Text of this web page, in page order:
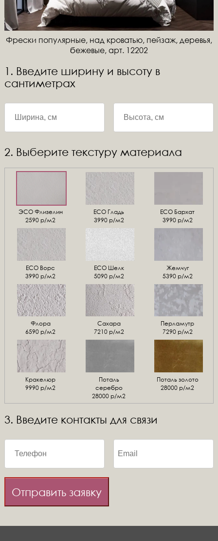
Фрески популярные, над кроватью, пейзаж, деревья,
бежевые, арт. 12202
1. Введите ширину и высоту в
сантиметрах
2. Выберите текстуру материала
ЭСО Флизелин
2590 р/м2
ЕСО Гладь
3990 р/м2
ECO Бархат
3990 р/м2
ЕСО Ворс
3990 р/м2
ЕСО Шелк
5090 р/м2
Жемчуг
5390 р/м2
Флора
6590 р/м2
Сахара
7210 р/м2
Перламутр
7290 р/м2
Кракелюр
9990 р/м2
Поталь
серебро
28000 р/м2
Поталь золото
28000 р/м2
3. Введите контакты для связи
Отправить заявку